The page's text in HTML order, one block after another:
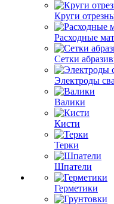
Круги
Расходные
Сетки
Электроды
Валики
Кисти
Терки
Шпатели
Герметики